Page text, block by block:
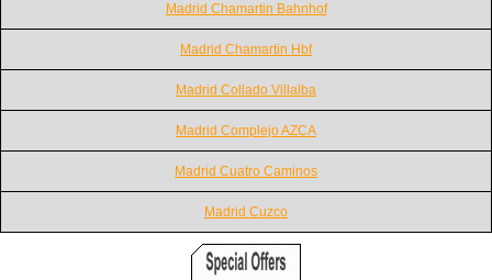
Madrid Chamartin Bahnhof
Madrid Chamartin Hbf
Madrid Collado Villalba
Madrid Complejo AZCA
Madrid Cuatro Caminos
Madrid Cuzco